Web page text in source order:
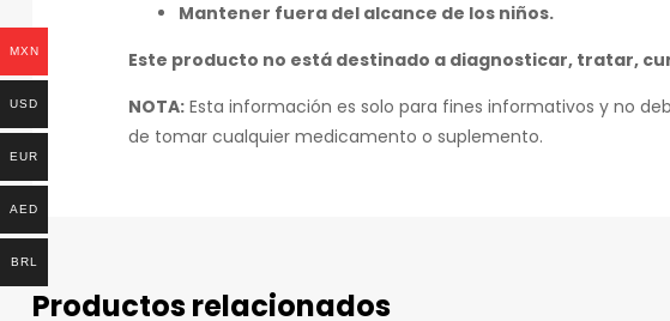
Mantener fuera del alcance de los niños.
Este producto no está destinado a diagnosticar, tratar,
NOTA: Esta información es solo para fines informativos y no
de tomar cualquier medicamento o suplemento.
Productos relacionados
MXN
USD
EUR
AED
BRL